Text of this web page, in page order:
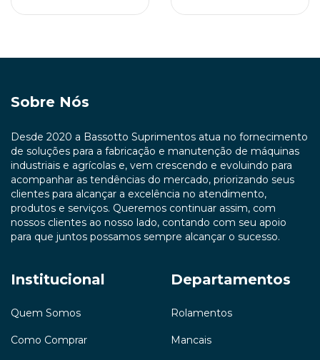
Sobre Nós
Desde 2020 a Bassotto Suprimentos atua no fornecimento
de soluções para a fabricação e manutenção de máquinas
industriais e agrícolas e, vem crescendo e evoluindo para
acompanhar as tendências do mercado, priorizando seus
clientes para alcançar a excelência no atendimento,
produtos e serviços. Queremos continuar assim, com
nossos clientes ao nosso lado, contando com seu apoio
para que juntos possamos sempre alcançar o sucesso.
Institucional
Quem Somos
Como Comprar
Departamentos
Rolamentos
Mancais